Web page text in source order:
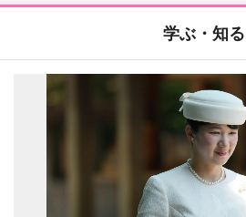
学ぶ・知る